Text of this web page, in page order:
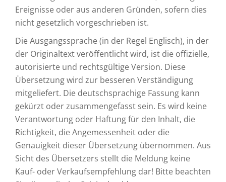
Ereignisse oder aus anderen Gründen, sofern dies
nicht gesetzlich vorgeschrieben ist.
Die Ausgangssprache (in der Regel Englisch), in der
der Originaltext veröffentlicht wird, ist die offizielle,
autorisierte und rechtsgültige Version. Diese
Übersetzung wird zur besseren Verständigung
mitgeliefert. Die deutschsprachige Fassung kann
gekürzt oder zusammengefasst sein. Es wird keine
Verantwortung oder Haftung für den Inhalt, die
Richtigkeit, die Angemessenheit oder die
Genauigkeit dieser Übersetzung übernommen. Aus
Sicht des Übersetzers stellt die Meldung keine
Kauf- oder Verkaufsempfehlung dar! Bitte beachten